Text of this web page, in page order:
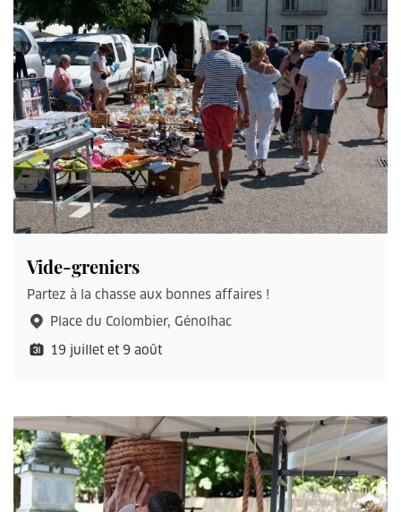
Vide-greniers
Partez à la chasse aux bonnes affaires !
Place du Colombier, Génolhac
19 juillet et 9 août